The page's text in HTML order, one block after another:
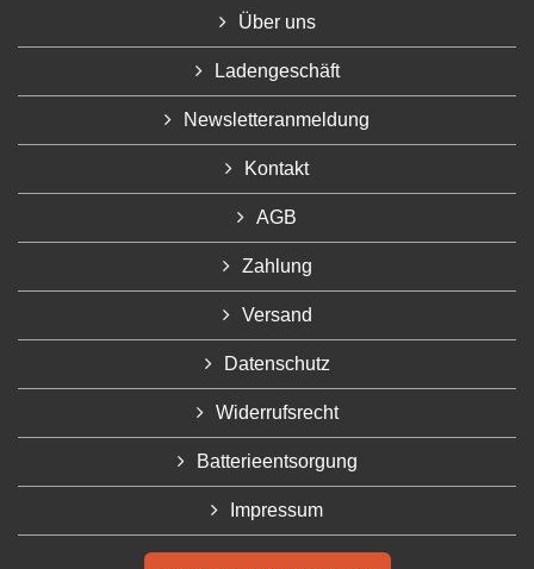
Über uns
Ladengeschäft
Newsletteranmeldung
Kontakt
AGB
Zahlung
Versand
Datenschutz
Widerrufsrecht
Batterieentsorgung
Impressum